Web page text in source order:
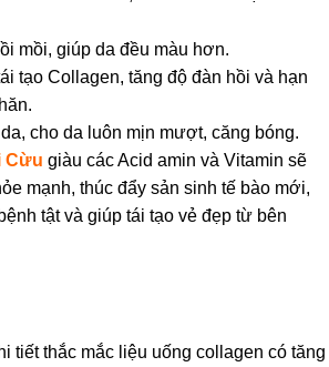
mồi, giúp da đều màu hơn.
tạo Collagen, tăng độ đàn hồi và hạn
cho da luôn mịn mượt, căng bóng.
Cừu giàu các Acid amin và Vitamin sẽ
mạnh, thúc đẩy sản sinh tế bào mới,
tật và giúp tái tạo vẻ đẹp từ bên
tiết thắc mắc liệu uống collagen có tăng